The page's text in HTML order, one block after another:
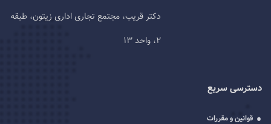
دکتر قریب، مجتمع تجاری اداری زیتون، طبقه
2، واحد 13
دسترسی سریع
قوانین و مقررات